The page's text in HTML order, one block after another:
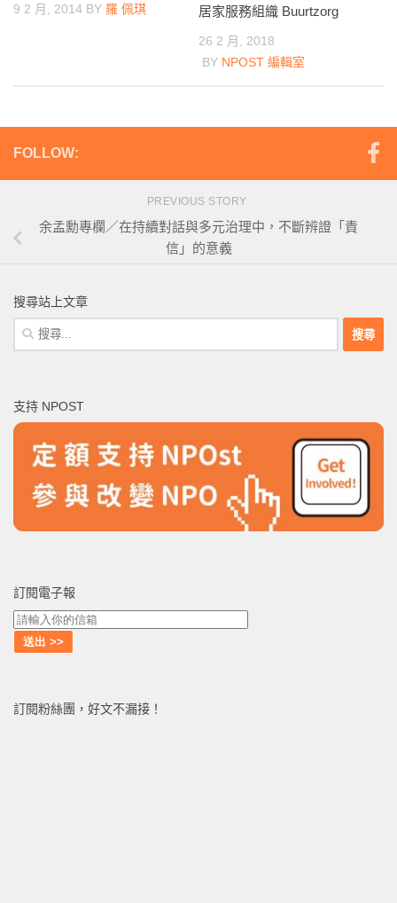
9 2 月, 2014 BY 羅 佩琪
居家服務組織 Buurtzorg
26 2 月, 2018
BY NPOST 編輯室
FOLLOW:
PREVIOUS STORY
余孟勳專欄／在持續對話與多元治理中，不斷辨證「責
信」的意義
搜尋站上文章
搜
尋
字:
支持 NPOST
訂閱電子報
訂閱粉絲團，好文不漏接！